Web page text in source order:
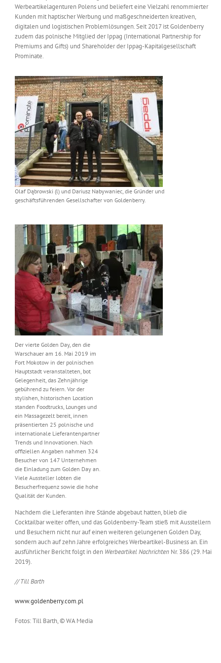
Messen & Events
Unternehmen
Interviews
Wissen
Product Guide
Jobshop
Suche
nach:
Werbeartikelagenturen Polens und beliefert eine Vielzahl renommierter
Kunden mit haptischer Werbung und maßgeschneiderten kreativen,
digitalen und logistischen Problemlösungen. Seit 2017 ist Goldenberry
zudem das polnische Mitglied der Ippag (International Partnership for
Premiums and Gifts) und Shareholder der Ippag-Kapitalgesellschaft
Prominate.
Olaf Dąbrowski (l) und Dariusz Nabywaniec, die Gründer und
geschäftsführenden Gesellschafter von Goldenberry.
Der vierte Golden Day, den die
Warschauer am 16. Mai 2019 im
Fort Mokotow in der polnischen
Hauptstadt veranstalteten, bot
Gelegenheit, das Zehnjährige
gebührend zu feiern. Vor der
stylishen, historischen Location
standen Foodtrucks, Lounges und
ein Massagezelt bereit, innen
präsentierten 25 polnische und
internationale Lieferantenpartner
Trends und Innovationen. Nach
offiziellen Angaben nahmen 324
Besucher von 147 Unternehmen
die Einladung zum Golden Day an.
Viele Aussteller lobten die
Besucherfrequenz sowie die hohe
Qualität der Kunden.
Nachdem die Lieferanten ihre Stände abgebaut hatten, blieb die
Cocktailbar weiter offen, und das Goldenberry-Team stieß mit Ausstellern
und Besuchern nicht nur auf einen weiteren gelungenen Golden Day,
sondern auch auf zehn Jahre erfolgreiches Werbeartikel-Business an. Ein
ausführlicher Bericht folgt in den Werbeartikel Nachrichten Nr. 386 (29. Mai
2019).
// Till Barth
www.goldenberry.com.pl
Fotos: Till Barth, © WA Media